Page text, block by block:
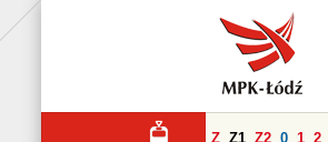
Z Z1 Z2 0 1 2